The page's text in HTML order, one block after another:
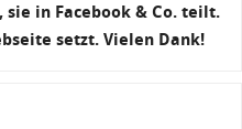
in Facebook & Co. teilt.
setzt. Vielen Dank!